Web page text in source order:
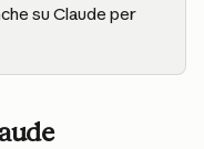
su Claude per